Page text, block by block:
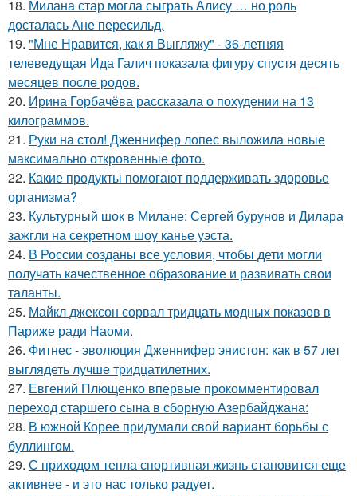
18. Милана стар могла сыграть Алису … но роль
досталась Ане пересильд.
19. "Мне Нравится, как я Выгляжу" - 36-летняя
телеведущая Ида Галич показала фигуру спустя десять
месяцев после родов.
20. Ирина Горбачёва рассказала о похудении на 13
килограммов.
21. Руки на стол! Дженнифер лопес выложила новые
максимально откровенные фото.
22. Какие продукты помогают поддерживать здоровье
организма?
23. Культурный шок в Милане: Сергей бурунов и Дилара
зажгли на секретном шоу канье уэста.
24. В России созданы все условия, чтобы дети могли
получать качественное образование и развивать свои
таланты.
25. Майкл джексон сорвал тридцать модных показов в
Париже ради Наоми.
26. Фитнес - эволюция Дженнифер энистон: как в 57 лет
выглядеть лучше тридцатилетних.
27. Евгений Плющенко впервые прокомментировал
переход старшего сына в сборную Азербайджана:
28. В южной Корее придумали свой вариант борьбы с
буллингом.
29. С приходом тепла спортивная жизнь становится еще
активнее - и это нас только радует.